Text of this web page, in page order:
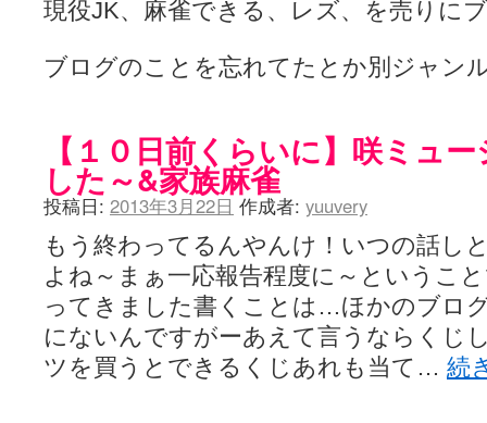
咲の仮blog / 和ちゃん (12:02)
読んだらそのままトイレで流して / 【今週の末原ちゃん】咲-Saki-
世紀末麻雀ブログ-じゃんキチ！ / 【咲-saki-】穏乃の良さを俺が「あ
音楽と、人生と、 咲-saki-と。 - 咲-Saki- / こっそり休止、こっそり
ぐりーん哩 - 咲-Saki- / ネリー「ネリーはお金が要るの」 (15:00)
花鳥風月 - 咲-Saki- / やえたんイェイ～
電波天文学 - 咲-Saki- / BOOTH (15:19)
Powered by livedoor 相互RSS
現役JK、麻雀できる、レズ、を売りに
ブログのことを忘れてたとか別ジャ
【１０日前くらいに】咲ミュ
した～&家族麻雀
投稿日: 2013年3月22日 作成者: yuuvery
もう終わってるんやんけ！いつの話し
よね～まぁ一応報告程度に～というこ
ってきました書くことは…ほかのブロ
にないんですがーあえて言うならくじ
ツを買うとできるくじあれも当て… 続